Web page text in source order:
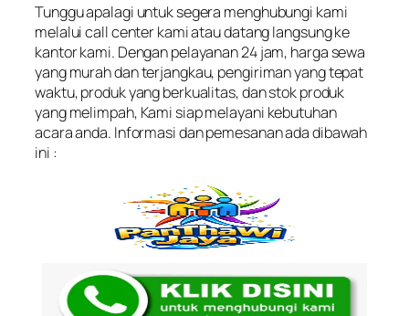
Tunggu apalagi untuk segera menghubungi kami
melalui call center kami atau datang langsung ke
kantor kami. Dengan pelayanan 24 jam, harga sewa
yang murah dan terjangkau, pengiriman yang tepat
waktu, produk yang berkualitas, dan stok produk
yang melimpah, Kami siap melayani kebutuhan
acara anda. Informasi dan pemesanan ada dibawah
ini :